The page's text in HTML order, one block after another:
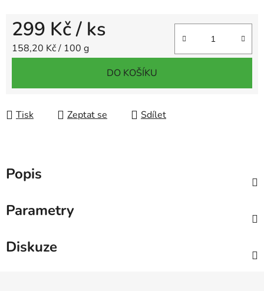
299 Kč/ ks
Měrná cena:
158,20 Kč / 100 g
DO KOŠÍKU
Tisk Zeptat se Sdílet
Popis
Parametry
Diskuze